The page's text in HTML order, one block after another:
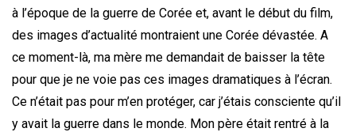
à l’époque de la guerre de Corée et, avant le début du film,
des images d’actualité montraient une Corée dévastée. A
ce moment-là, ma mère me demandait de baisser la tête
pour que je ne voie pas ces images dramatiques à l’écran.
Ce n’était pas pour m’en protéger, car j’étais consciente qu’il
y avait la guerre dans le monde. Mon père était rentré à la